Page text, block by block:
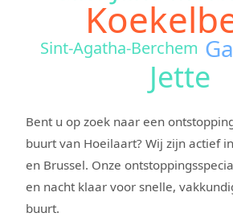
Sint-Agatha-Berchem
Jette
Bent u op zoek naar een
buurt van Hoeilaart? Wij zijn actief
en Brussel. Onze
en nacht klaar voor snelle,
buurt.